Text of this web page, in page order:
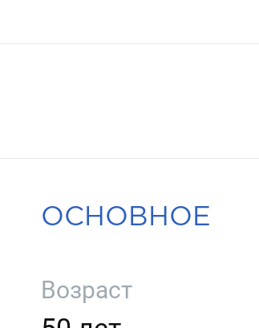
ОСНОВНОЕ
Возраст